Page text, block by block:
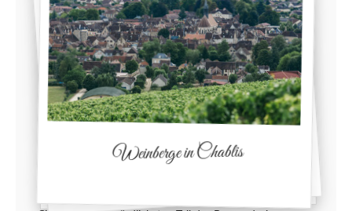
Weinberge in Chablis